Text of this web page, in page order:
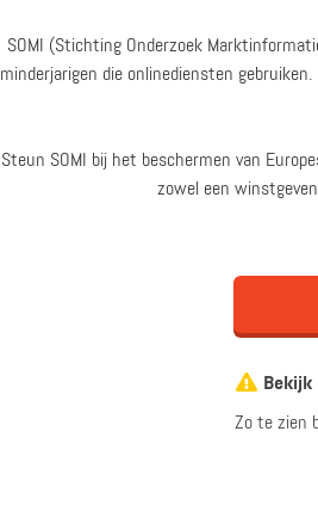
SOMI (Stichting Onderzoek
minderjarigen die onlinediensten
Steun SOMI bij het beschermen van
zowel een
Bekijk
Zo te zien